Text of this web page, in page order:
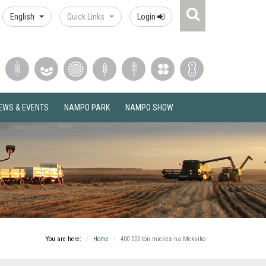
English Quick Links Login
& EVENTS NAMPO PARK NAMPO SHOW
You are here: Home 400 000 ton mielies na Meksiko